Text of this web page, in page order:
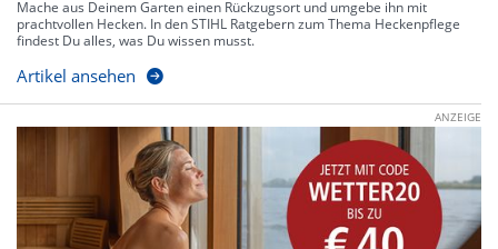
Mache aus Deinem Garten einen Rückzugsort und umgebe ihn mit
prachtvollen Hecken. In den STIHL Ratgebern zum Thema Heckenpflege
findest Du alles, was Du wissen musst.
Artikel ansehen
ANZEIGE